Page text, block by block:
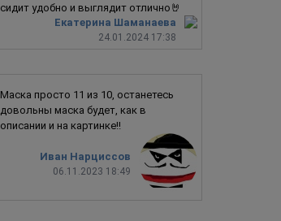
Екатерина Шаманаева
24.01.2024 17:38
сидит удобно и выглядит отлично🤘
Иван Нарциссов
06.11.2023 18:49
Маска просто 11 из 10, останетесь
довольны маска будет, как в
описании и на картинке!!